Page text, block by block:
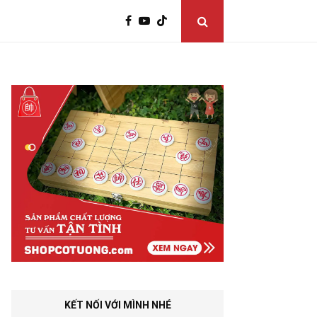
KẾT NỐI VỚI MÌNH NHÉ